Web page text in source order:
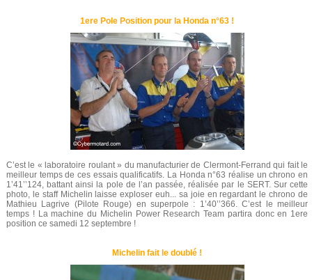
1ere Pole Position pour la Honda n°63 !
C’est le « laboratoire roulant » du manufacturier de Clermont-Ferrand qui fait le
meilleur temps de ces essais qualificatifs. La Honda n°63 réalise un chrono en
1’41’’124, battant ainsi la pole de l’an passée, réalisée par le SERT. Sur cette
photo, le staff Michelin laisse exploser euh... sa joie en regardant le chrono de
Mathieu Lagrive (Pilote Rouge) en superpole : 1’40’’366. C’est le meilleur
temps ! La machine du Michelin Power Research Team partira donc en 1ere
position ce samedi 12 septembre !
Michelin fait le doublé !